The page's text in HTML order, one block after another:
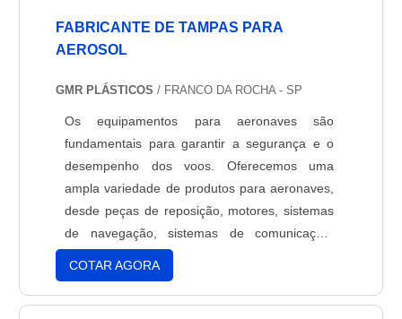
FABRICANTE DE TAMPAS PARA
AEROSOL
GMR PLÁSTICOS/ FRANCO DA ROCHA - SP
Os equipamentos para aeronaves são
fundamentais para garantir a segurança e o
desempenho dos voos. Oferecemos uma
ampla variedade de produtos para aeronaves,
desde peças de reposição, motores, sistemas
de navegação, sistemas de comunicação,
sistemas de controle de voo, sistemas de
exaustão, sistemas de combustível, sistemas
de ar condicionado, sistemas de iluminação,
COTAR AGORA